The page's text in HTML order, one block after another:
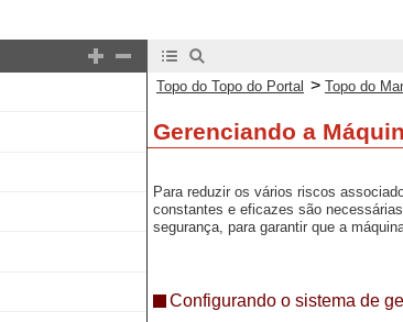
Topo do Topo do Portal > Topo do
Gerenciando a
Para reduzir os vários riscos
constantes e eficazes são
segurança, para garantir que a
Configurando o sistema de